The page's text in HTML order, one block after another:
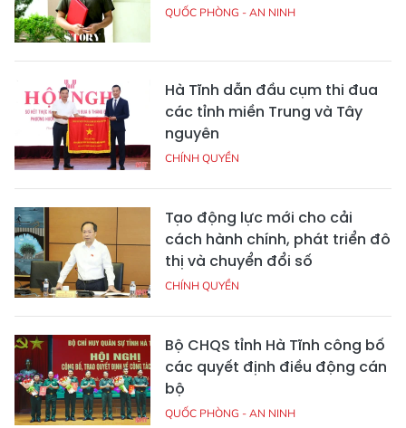
QUỐC PHÒNG - AN NINH
Hà Tĩnh dẫn đầu cụm thi đua
các tỉnh miền Trung và Tây
nguyên
CHÍNH QUYỀN
Tạo động lực mới cho cải
cách hành chính, phát triển đô
thị và chuyển đổi số
CHÍNH QUYỀN
Bộ CHQS tỉnh Hà Tĩnh công bố
các quyết định điều động cán
bộ
QUỐC PHÒNG - AN NINH